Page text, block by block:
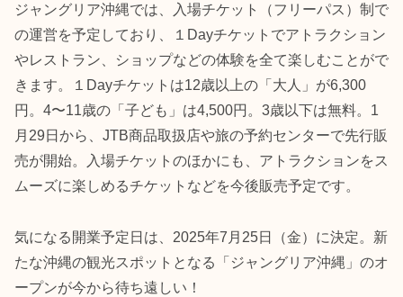
ジャングリア沖縄では、入場チケット（フリーパス）制で
の運営を予定しており、１Dayチケットでアトラクション
やレストラン、ショップなどの体験を全て楽しむことがで
きます。１Dayチケットは12歳以上の「大人」が6,300
円。4〜11歳の「子ども」は4,500円。3歳以下は無料。1
月29日から、JTB商品取扱店や旅の予約センターで先行販
売が開始。入場チケットのほかにも、アトラクションをス
ムーズに楽しめるチケットなどを今後販売予定です。
気になる開業予定日は、2025年7月25日（金）に決定。新
たな沖縄の観光スポットとなる「ジャングリア沖縄」のオ
ープンが今から待ち遠しい！